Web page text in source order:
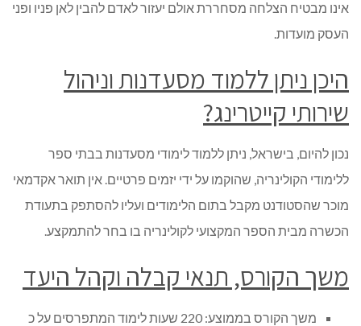
אינו מבטיח הצלחה מסחררת אולם יעזור לאדם להבין לאן פניו ופני
העסק מועדות.
היכן ניתן ללמוד מסעדנות וניהול
שירותי קייטרינג?
נכון להיום, בישראל, ניתן ללמוד לימודי מסעדנות בבתי ספר
ללימודי הקולינריה, שהוקמו על ידי יזמים פרטיים. אין תואר אקדמאי
מוכר שהסטודנט מקבל בתום הלימודים ועליו להסתפק בתעודת
הכשרה מבית הספר המקצועי לקולינריה בו בחר להתמקצע.
משך הקורס, תנאי קבלה וקהל היעד
משך הקורס בממוצע: 220 שעות לימוד המתפרסים על כ